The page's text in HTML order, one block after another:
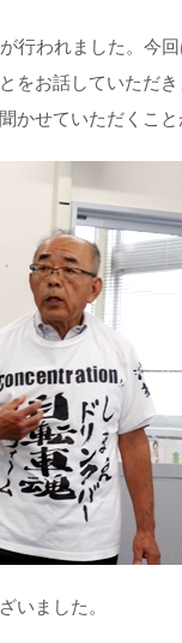
行われました。今
をお話していただ
かせていただくこと
いました。